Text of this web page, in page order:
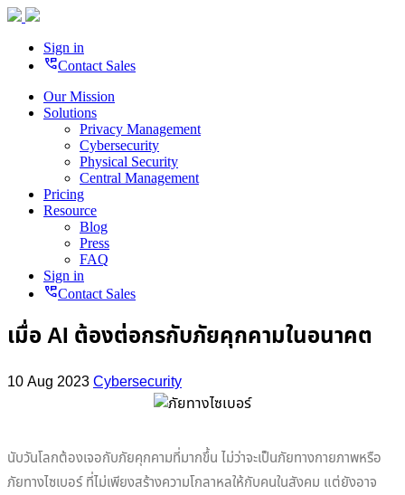
Sign in
perm_phone_msgContact Sales
Our Mission
Solutions
Privacy Management
Cybersecurity
Physical Security
Central Management
Pricing
Resource
Blog
Press
FAQ
Sign in
perm_phone_msgContact Sales
เมื่อ AI ต้องต่อกรกับภัยคุกคามในอนาคต
10 Aug 2023Cybersecurity
นับวันโลกต้องเจอกับภัยคุกคามที่มากขึ้น ไม่ว่าจะเป็นภัยทางกายภาพหรือ
ภัยทางไซเบอร์ ที่ไม่เพียงสร้างความโกลาหลให้กับคนในสังคม แต่ยังอาจ